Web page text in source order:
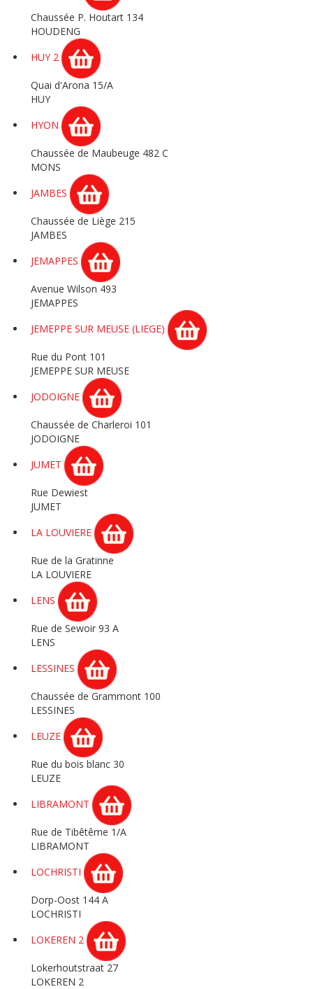
Chaussée P. Houtart 134
HOUDENG
HUY 2
Quai d'Arona 15/A
HUY
HYON
Chaussée de Maubeuge 482 C
MONS
JAMBES
Chaussée de Liège 215
JAMBES
JEMAPPES
Avenue Wilson 493
JEMAPPES
JEMEPPE SUR MEUSE (LIEGE)
Rue du Pont 101
JEMEPPE SUR MEUSE
JODOIGNE
Chaussée de Charleroi 101
JODOIGNE
JUMET
Rue Dewiest
JUMET
LA LOUVIERE
Rue de la Gratinne
LA LOUVIERE
LENS
Rue de Sewoir 93 A
LENS
LESSINES
Chaussée de Grammont 100
LESSINES
LEUZE
Rue du bois blanc 30
LEUZE
LIBRAMONT
Rue de Tibêtême 1/A
LIBRAMONT
LOCHRISTI
Dorp-Oost 144 A
LOCHRISTI
LOKEREN 2
Lokerhoutstraat 27
LOKEREN 2